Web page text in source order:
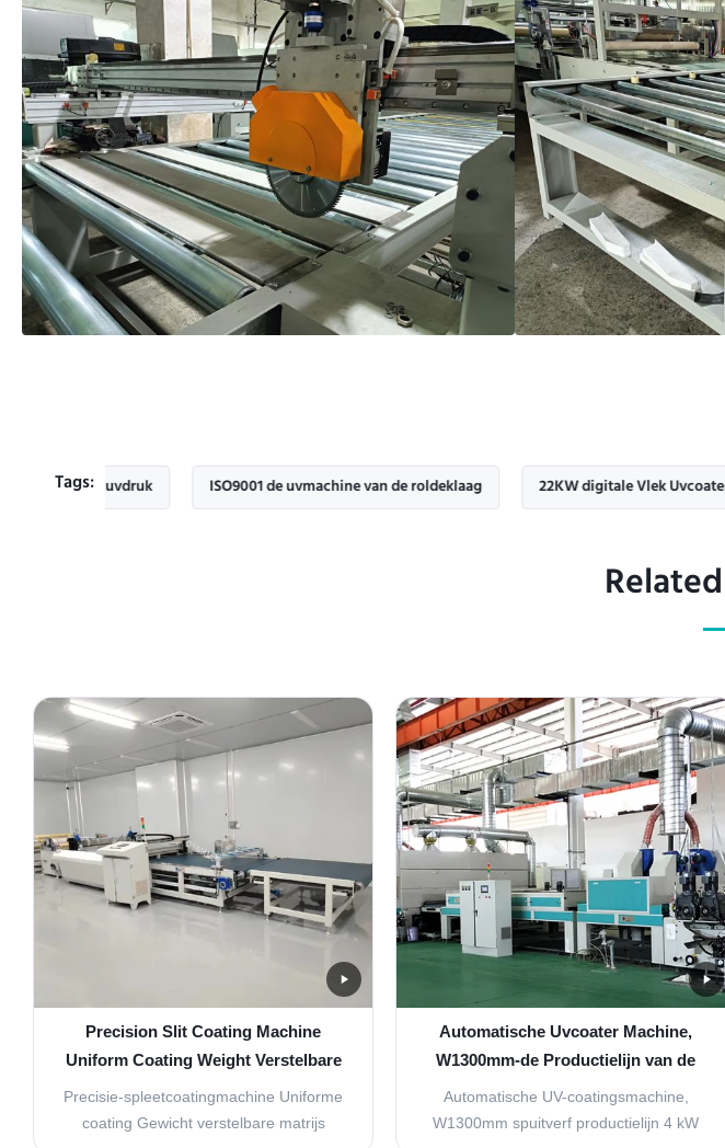
Tags:
de uvdruk ISO9001 de uvmachine van de roldeklaag 22KW digitale Vlek Uvcoater
Precision Slit Coating Machine
Uniform Coating Weight Verstelbare
matrijzen
Precisie-spleetcoatingmachine Uniforme
coating Gewicht verstelbare matrijs
Automatische Uvcoater Machine,
W1300mm-de Productielijn van de
Nevelverf
Automatische UV-coatingsmachine,
W1300mm spuitverf productielijn 4 kW